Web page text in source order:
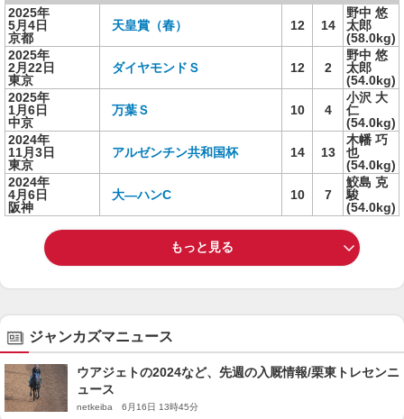
2025年
5月4日
京都
天皇賞（春） 12 14
野中 悠
太郎
(58.0kg)
2025年
2月22日
東京
ダイヤモンドＳ 12 2
野中 悠
太郎
(54.0kg)
2025年
1月6日
中京
万葉Ｓ 10 4
小沢 大
仁
(54.0kg)
2024年
11月3日
東京
アルゼンチン共和国杯 14 13
木幡 巧
也
(54.0kg)
2024年
4月6日
阪神
大―ハンC 10 7
鮫島 克
駿
(54.0kg)
もっと見る
ジャンカズマニュース
ウアジェトの2024など、先週の入厩情報/栗東トレセンニ
ュース
netkeiba 6月16日 13時45分